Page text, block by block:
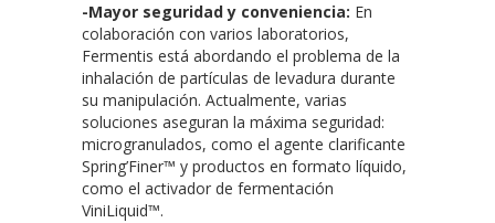
-Mayor seguridad y conveniencia: En
colaboración con varios laboratorios,
Fermentis está abordando el problema de la
inhalación de partículas de levadura durante
su manipulación. Actualmente, varias
soluciones aseguran la máxima seguridad:
microgranulados, como el agente clarificante
Spring’Finer™ y productos en formato líquido,
como el activador de fermentación
ViniLiquid™.